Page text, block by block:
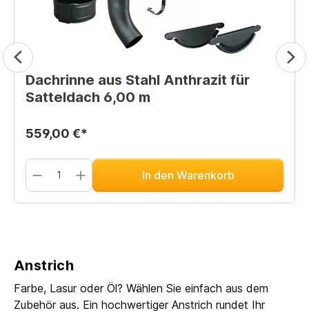
Dachrinne aus Stahl Anthrazit für
Satteldach 6,00 m
559,00 €*
In den Warenkorb
Anstrich
Farbe, Lasur oder Öl? Wählen Sie einfach aus dem
Zubehör aus. Ein hochwertiger Anstrich rundet Ihr